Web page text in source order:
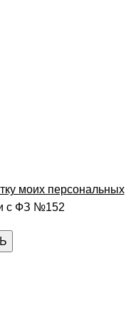
моих персональных
с ФЗ №152